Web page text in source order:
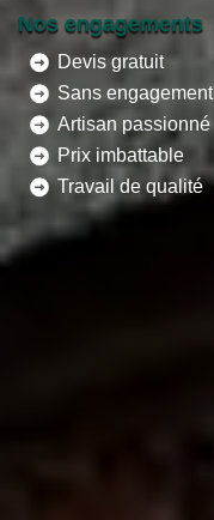
Nos engagements
Devis gratuit
Sans engagement
Artisan passionné
Prix imbattable
Travail de qualité